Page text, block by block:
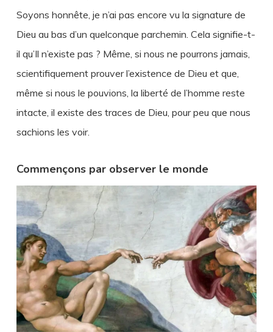
Soyons honnête, je n’ai pas encore vu la signature de
Dieu au bas d’un quelconque parchemin. Cela signifie-t-
il qu’Il n’existe pas ? Même, si nous ne pourrons jamais,
scientifiquement prouver l’existence de Dieu et que,
même si nous le pouvions, la liberté de l’homme reste
intacte, il existe des traces de Dieu, pour peu que nous
sachions les voir.
Commençons par observer le monde